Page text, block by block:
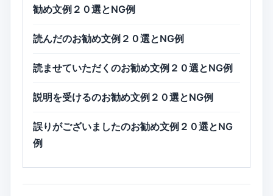
勧め文例２０選とNG例
読んだのお勧め文例２０選とNG例
読ませていただくのお勧め文例２０選とNG例
説明を受けるのお勧め文例２０選とNG例
誤りがございましたのお勧め文例２０選とNG
例